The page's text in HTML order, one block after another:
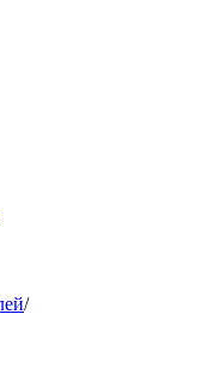
/